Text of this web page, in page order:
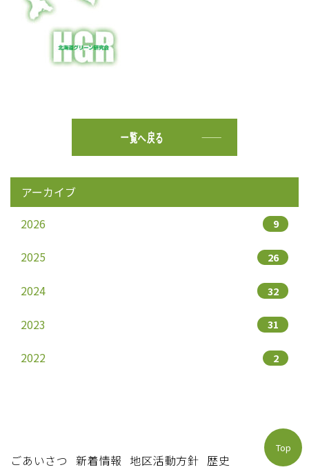
一覧へ戻る
アーカイブ
2026
9
2025 26
2024 32
2023 31
2022 2
ごあいさつ 新着情報 地区活動方針 歴史
Top